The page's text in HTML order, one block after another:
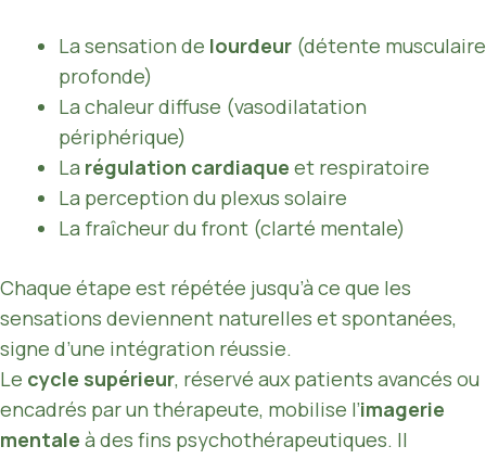
La sensation de lourdeur (détente musculaire
profonde)
La chaleur diffuse (vasodilatation
périphérique)
La régulation cardiaque et respiratoire
La perception du plexus solaire
La fraîcheur du front (clarté mentale)
Chaque étape est répétée jusqu’à ce que les
sensations deviennent naturelles et spontanées,
signe d’une intégration réussie.
Le cycle supérieur, réservé aux patients avancés ou
encadrés par un thérapeute, mobilise l’imagerie
mentale à des fins psychothérapeutiques. Il